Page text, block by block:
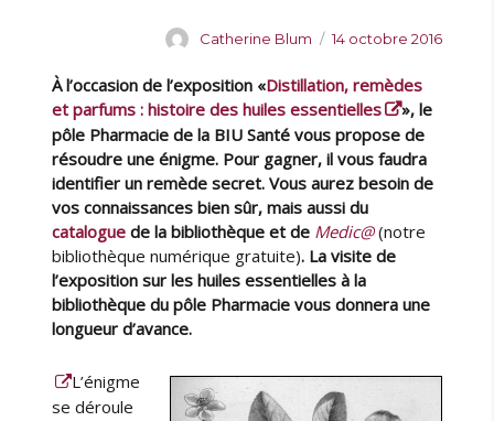
t
t
d
e
l
’
é
n
i
g
m
u
r
A
t
e
u
r
Catherine Blum
P
b
l
i
é
l
14 octobre 2016
À l’occasion de l’exposition «Distillation, remèdes
et parfums : histoire des huiles essentielles
», le
pôle Pharmacie de la BIU Santé vous propose de
résoudre une énigme. Pour gagner, il vous faudra
identifier un remède secret. Vous aurez besoin de
vos connaissances bien sûr, mais aussi du
catalogue de la bibliothèque et de Medic@(notre
bibliothèque numérique gratuite). La visite de
l’exposition sur les huiles essentielles à la
bibliothèque du pôle Pharmacie vous donnera une
longueur d’avance.
L’énigme
se déroule